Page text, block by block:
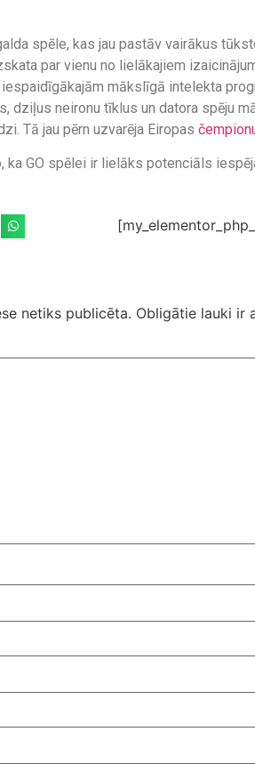
spēle, kas jau pastāv vairākus
par vienu no lielākajiem
iespaidīgākajām mākslīgā intelekta
dziļus neironu tīklus un datora spēju
Tā jau pērn uzvarēja Eiropas
ka GO spēlei ir lielāks potenciāls
netiks publicēta. Obligātie lauki ir